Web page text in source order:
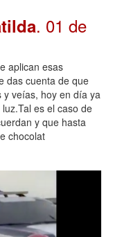
. 01 de
aplican esas
das cuenta de que
y veías, hoy en día ya
es el caso de
y que hasta
chocolat